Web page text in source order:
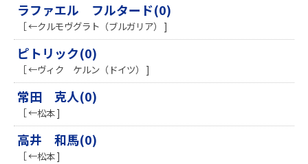
ラファエル フルタード(0)
［ ←クルモヴグラト（ブルガリア） ]
ピトリック(0)
［ ←ヴィク ケルン（ドイツ） ]
常田 克人(0)
［ ←松本 ]
高井 和馬(0)
［ ←松本 ]